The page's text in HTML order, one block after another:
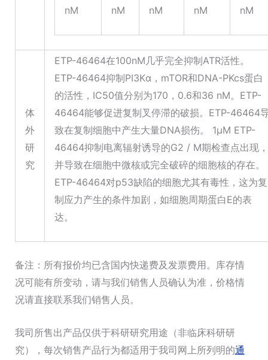
nM
nM
nM
nM
nM
体
外
研
究
ETP-46464在100nM几乎完全抑制ATR活性。
ETP-46464抑制PI3Kα，mTOR和DNA-PKcs蛋白
的活性，IC50值分别为170，0.6和36 nM。ETP-
46464能够促进复制叉停滞的破损。ETP-46464
致在复制细胞中产生大量DNA损伤。 1μM ETP-
46464抑制电离辐射诱导的G2 / M期检查点出现，
并导致在细胞中微核或完全破碎的细胞核的存在。
ETP-46464对p53缺陷的细胞尤其有毒性，这为复
制应力产生的条件加剧，如细胞周期蛋白E的表
达。
备注：所有报价均已含国内快递费及发票费用。库存情
况可能有所变动，请与我们销售人员确认为准，价格情
况请直接联系我们销售人员。
我司所售出产品仅供于科研研究用途（非临床科研研
究），每次销售产品行为都适用于我司网上所列明的通